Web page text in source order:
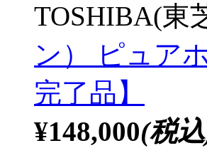
TOSHIBA(東
ン） ピュア
完了品】
¥148,000(税